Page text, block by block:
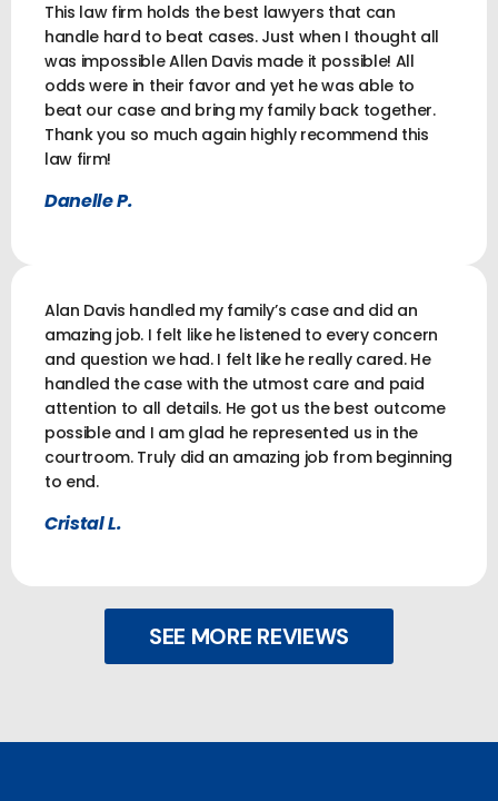
This law firm holds the best lawyers that can
handle hard to beat cases. Just when I thought all
was impossible Allen Davis made it possible! All
odds were in their favor and yet he was able to
beat our case and bring my family back together.
Thank you so much again highly recommend this
law firm!
Danelle P.
Alan Davis handled my family’s case and did an
amazing job. I felt like he listened to every concern
and question we had. I felt like he really cared. He
handled the case with the utmost care and paid
attention to all details. He got us the best outcome
possible and I am glad he represented us in the
courtroom. Truly did an amazing job from beginning
to end.
Cristal L.
SEE MORE REVIEWS